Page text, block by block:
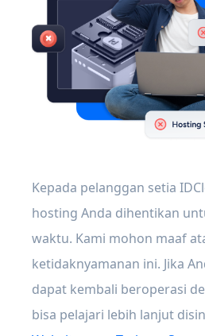
Kepada pelanggan setia
hosting Anda dihentikan
waktu. Kami mohon maaf
ketidaknyamanan ini. Jika
dapat kembali beroperasi
bisa pelajari lebih lanjut